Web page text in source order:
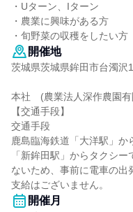
・Uターン、Iターン
・農業に興味がある方
・旬野菜の収穫をしたい方
開催地
茨城県茨城県鉾田市台濁沢
本社 (農業法人深作農園有
【交通手段】
交通手段
鹿島臨海鉄道「大洋駅」
「新鉾田駅」からタクシ
ないため、事前に電車の
支給はございません。
開催月